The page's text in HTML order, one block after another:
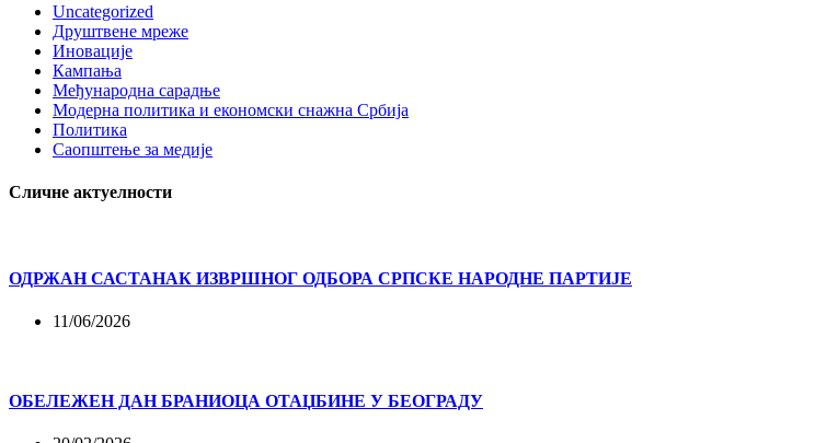
Uncategorized
Друштвене мреже
Иновације
Кампања
Међународна сарадње
Модерна политика и економски снажна Србија
Политика
Саопштење за медије
Сличне актуелности
ОДРЖАН САСТАНАК ИЗВРШНОГ ОДБОРА СРПСКЕ НАРОДНЕ ПАРТИЈЕ
11/06/2026
ОБЕЛЕЖЕН ДАН БРАНИОЦА ОТАЏБИНЕ У БЕОГРАДУ